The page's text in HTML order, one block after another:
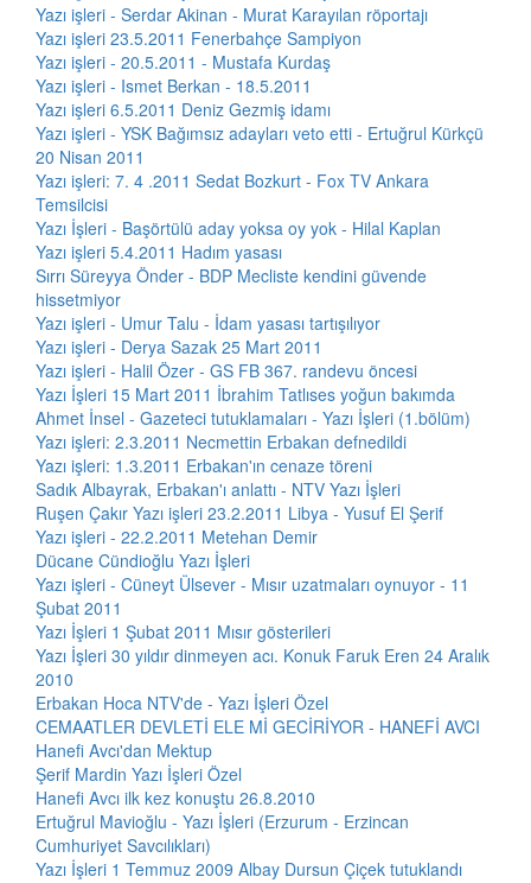
Yazı işleri - Serdar Akinan - Murat Karayılan röportajı
Yazı işleri 23.5.2011 Fenerbahçe Sampiyon
Yazı işleri - 20.5.2011 - Mustafa Kurdaş
Yazı işleri - Ismet Berkan - 18.5.2011
Yazı işleri 6.5.2011 Deniz Gezmiş idamı
Yazı işleri - YSK Bağımsız adayları veto etti - Ertuğrul Kürkçü
20 Nisan 2011
Yazı işleri: 7. 4 .2011 Sedat Bozkurt - Fox TV Ankara
Temsilcisi
Yazı İşleri - Başörtülü aday yoksa oy yok - Hilal Kaplan
Yazı işleri 5.4.2011 Hadım yasası
Sırrı Süreyya Önder - BDP Mecliste kendini güvende
hissetmiyor
Yazı işleri - Umur Talu - İdam yasası tartışılıyor
Yazı işleri - Derya Sazak 25 Mart 2011
Yazı işleri - Halil Özer - GS FB 367. randevu öncesi
Yazı İşleri 15 Mart 2011 İbrahim Tatlıses yoğun bakımda
Ahmet İnsel - Gazeteci tutuklamaları - Yazı İşleri (1.bölüm)
Yazı işleri: 2.3.2011 Necmettin Erbakan defnedildi
Yazı işleri: 1.3.2011 Erbakan'ın cenaze töreni
Sadık Albayrak, Erbakan'ı anlattı - NTV Yazı İşleri
Ruşen Çakır Yazı işleri 23.2.2011 Libya - Yusuf El Şerif
Yazı işleri - 22.2.2011 Metehan Demir
Dücane Cündioğlu Yazı İşleri
Yazı işleri - Cüneyt Ülsever - Mısır uzatmaları oynuyor - 11
Şubat 2011
Yazı İşleri 1 Şubat 2011 Mısır gösterileri
Yazı İşleri 30 yıldır dinmeyen acı. Konuk Faruk Eren 24 Aralık
2010
Erbakan Hoca NTV'de - Yazı İşleri Özel
CEMAATLER DEVLETİ ELE Mİ GECİRİYOR - HANEFİ AVCI
Hanefi Avcı'dan Mektup
Şerif Mardin Yazı İşleri Özel
Hanefi Avcı ilk kez konuştu 26.8.2010
Ertuğrul Mavioğlu - Yazı İşleri (Erzurum - Erzincan
Cumhuriyet Savcılıkları)
Yazı İşleri 1 Temmuz 2009 Albay Dursun Çiçek tutuklandı